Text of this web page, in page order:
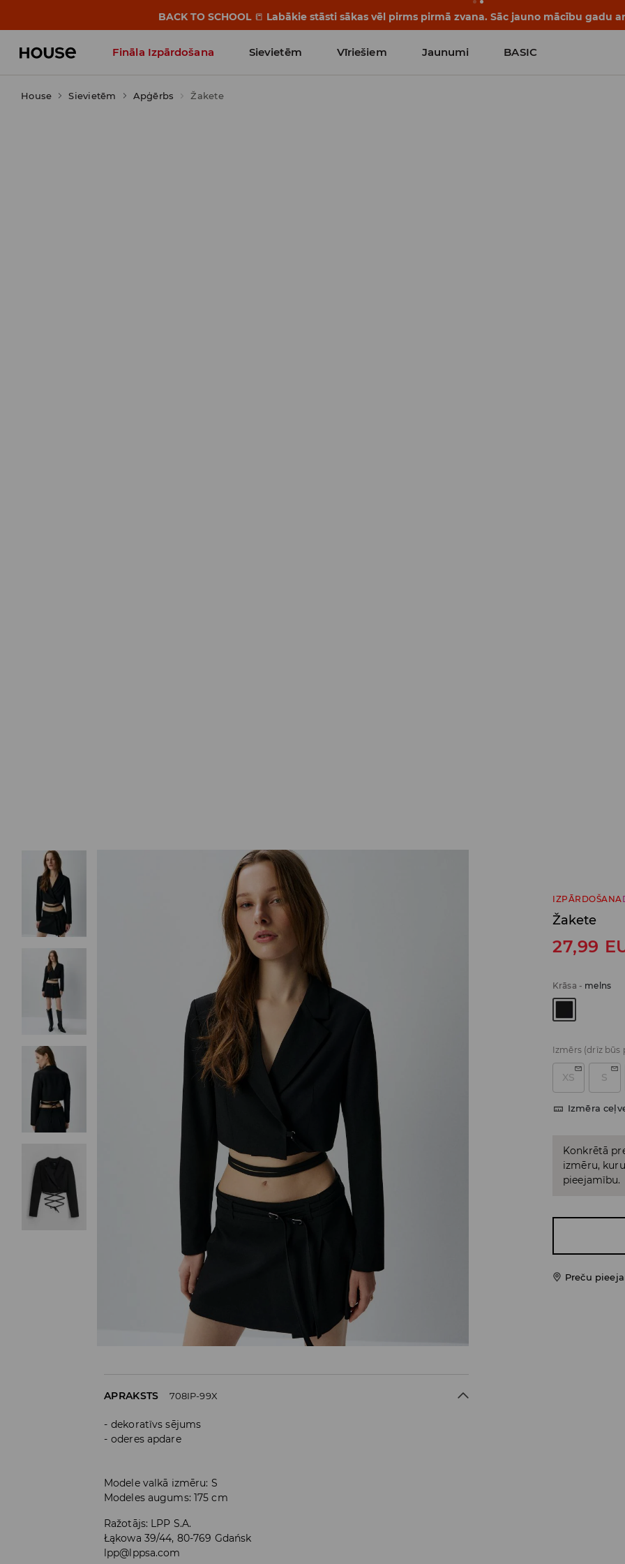
BACK TO SCHOOL 📒 Labākie stāsti sākas vēl pirms pirmā zvana. Sāc jauno mācību gadu
Fināla Izpārdošana Sievietēm Vīriešiem Jaunumi BASIC
Influencers' Faves
House Sievietēm Apģērbs Žakete
IZPĀRDOŠANA
Žakete
27,99
Krāsa - melns
Izmērs (drīz būs
XS S
Izmēra
Konkrētā
izmēru,
pieejamību.
Preču
APRAKSTS 708IP-99X
dekoratīvs sējums
oderes apdare
Modele valkā izmēru: S
Modeles augums: 175 cm
Ražotājs: LPP S.A.
Łąkowa 39/44, 80-769 Gdańsk
lpp@lppsa.com